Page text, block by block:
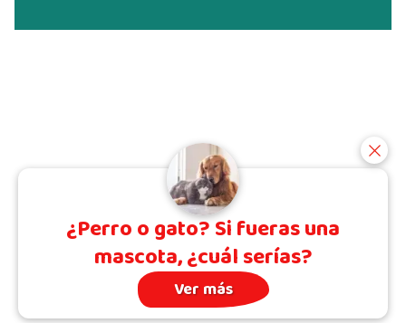
¿Perro o gato? Si fueras una
mascota, ¿cuál serías?
Ver más